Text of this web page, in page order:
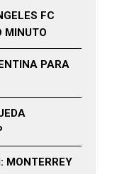
FC
MINUTO
PARA
MONTERREY